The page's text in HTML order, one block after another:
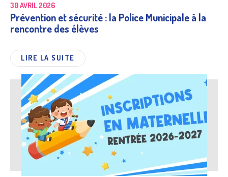
30 AVRIL 2026
Prévention et sécurité : la Police Municipale à la
rencontre des élèves
LIRE LA SUITE